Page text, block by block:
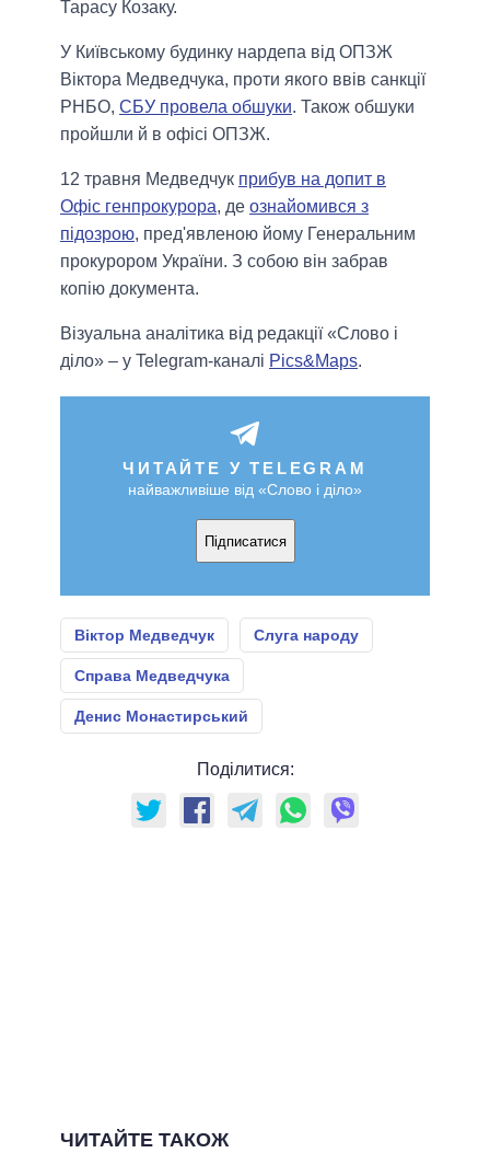
Тарасу Козаку.
У Київському будинку нардепа від ОПЗЖ
Віктора Медведчука, проти якого ввів санкції
РНБО, СБУ провела обшуки. Також обшуки
пройшли й в офісі ОПЗЖ.
12 травня Медведчук прибув на допит в
Офіс генпрокурора, де ознайомився з
підозрою, пред'явленою йому Генеральним
прокурором України. З собою він забрав
копію документа.
Візуальна аналітика від редакції «Слово і
діло» – у Telegram-каналі Pics&Maps.
ЧИТАЙТЕ У TELEGRAM
найважливіше від «Слово і діло»
Підписатися
Віктор Медведчук Слуга народу
Справа Медведчука
Денис Монастирський
Поділитися:
ЧИТАЙТЕ ТАКОЖ